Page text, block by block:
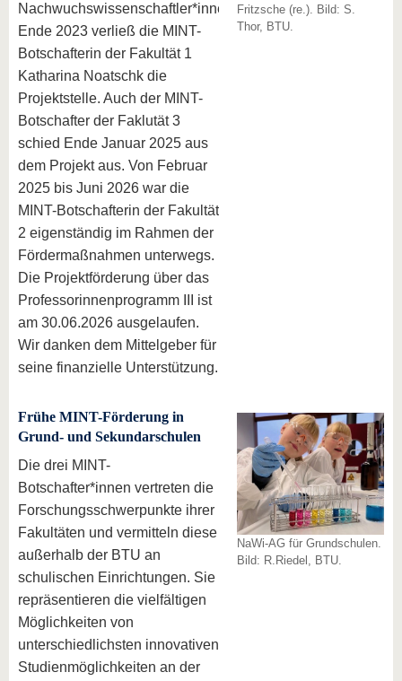
Fritzsche (re.). Bild: S.
Thor, BTU.
Nachwuchswissenschaftler*innen.
Ende 2023 verließ die MINT-
Botschafterin der Fakultät 1
Katharina Noatschk die
Projektstelle. Auch der MINT-
Botschafter der Faklutät 3
schied Ende Januar 2025 aus
dem Projekt aus. Von Februar
2025 bis Juni 2026 war die
MINT-Botschafterin der Fakultät
2 eigenständig im Rahmen der
Fördermaßnahmen unterwegs.
Die Projektförderung über das
Professorinnenprogramm III ist
am 30.06.2026 ausgelaufen.
Wir danken dem Mittelgeber für
seine finanzielle Unterstützung.
NaWi-AG für Grundschulen.
Bild: R.Riedel, BTU.
Frühe MINT-Förderung in
Grund- und Sekundarschulen
Die drei MINT-
Botschafter*innen vertreten die
Forschungsschwerpunkte ihrer
Fakultäten und vermitteln diese
außerhalb der BTU an
schulischen Einrichtungen. Sie
repräsentieren die vielfältigen
Möglichkeiten von
unterschiedlichsten innovativen
Studienmöglichkeiten an der